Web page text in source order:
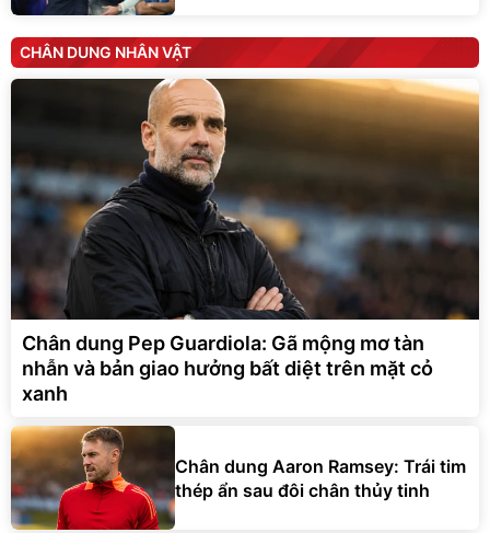
CHÂN DUNG NHÂN VẬT
Chân dung Pep Guardiola: Gã mộng mơ tàn
nhẫn và bản giao hưởng bất diệt trên mặt cỏ
xanh
Chân dung Aaron Ramsey: Trái tim
thép ẩn sau đôi chân thủy tinh